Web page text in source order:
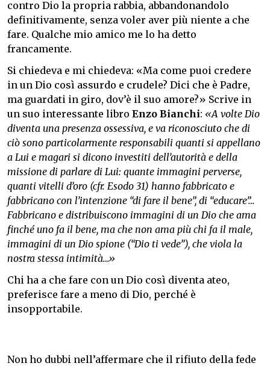
contro Dio la propria rabbia, abbandonandolo
definitivamente, senza voler aver più niente a che
fare. Qualche mio amico me lo ha detto
francamente.
Si chiedeva e mi chiedeva: «Ma come puoi credere
in un Dio così assurdo e crudele? Dici che è Padre,
ma guardati in giro, dov’è il suo amore?» Scrive in
un suo interessante libro Enzo Bianchi: «A volte Dio
diventa una presenza ossessiva, e va riconosciuto che di
ciò sono particolarmente responsabili quanti si appellano
a Lui e magari si dicono investiti dell’autorità e della
missione di parlare di Lui: quante immagini perverse,
quanti vitelli d’oro (cfr. Esodo 31) hanno fabbricato e
fabbricano con l’intenzione “di fare il bene”, di “educare”…
Fabbricano e distribuiscono immagini di un Dio che ama
finché uno fa il bene, ma che non ama più chi fa il male,
immagini di un Dio spione (“Dio ti vede”), che viola la
nostra stessa intimità…»
Chi ha a che fare con un Dio così diventa ateo,
preferisce fare a meno di Dio, perché è
insopportabile.
Non ho dubbi nell’affermare che il rifiuto della fede